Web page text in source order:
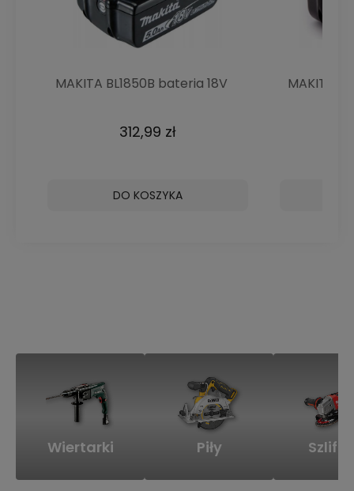
MAKITA BL1850B bateria 18V
312,99 zł
DO KOSZYKA
MAKITA
Wiertarki Piły